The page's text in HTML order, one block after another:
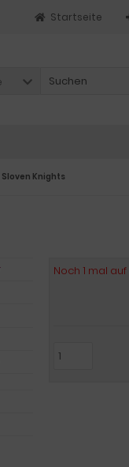
Startseite
Sloven Knights
Noch 1 mal